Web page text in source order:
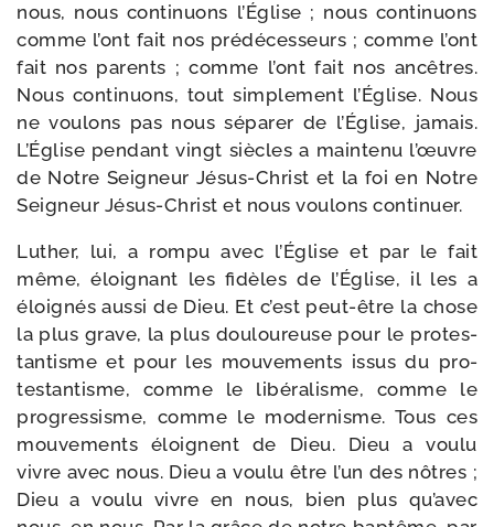
nous, nous conti­nuons l’Église ; nous conti­nuons
comme l’ont fait nos pré­dé­ces­seurs ; comme l’ont
fait nos parents ; comme l’ont fait nos ancêtres.
Nous conti­nuons, tout sim­ple­ment l’Église. Nous
ne vou­lons pas nous sépa­rer de l’Église, jamais.
L’Église pen­dant vingt siècles a main­te­nu l’œuvre
de Notre Seigneur Jésus-​Christ et la foi en Notre
Seigneur Jésus-​Christ et nous vou­lons continuer.
Luther, lui, a rom­pu avec l’Église et par le fait
même, éloi­gnant les fidèles de l’Église, il les a
éloi­gnés aus­si de Dieu. Et c’est peut-​être la chose
la plus grave, la plus dou­lou­reuse pour le pro­tes­
tan­tisme et pour les mou­ve­ments issus du pro­
tes­tan­tisme, comme le libé­ra­lisme, comme le
pro­gres­sisme, comme le moder­nisme. Tous ces
mou­ve­ments éloignent de Dieu. Dieu a vou­lu
vivre avec nous. Dieu a vou­lu être l’un des nôtres ;
Dieu a vou­lu vivre en nous, bien plus qu’avec